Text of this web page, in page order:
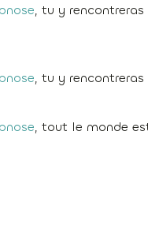
, tu y
, tu y
, tout le monde